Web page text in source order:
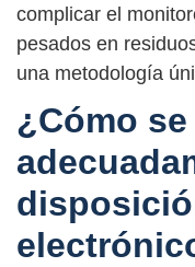
complicar el
pesados en
una metodología
¿Cómo